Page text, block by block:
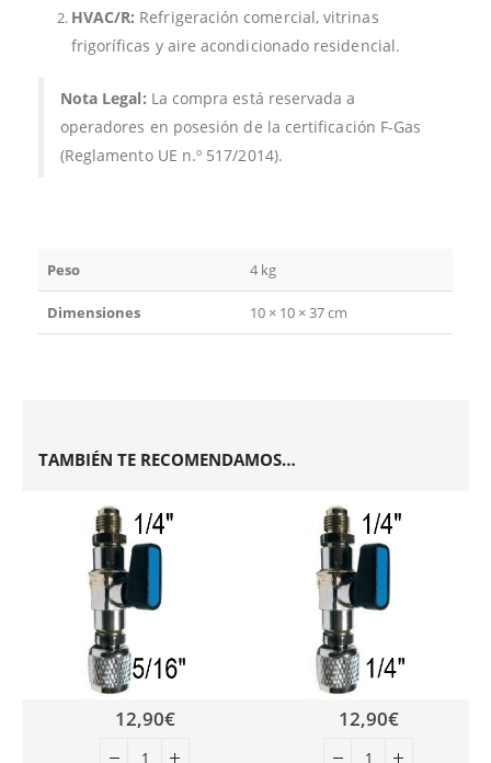
HVAC/R: Refrigeración comercial, vitrinas
frigoríficas y aire acondicionado residencial.
Nota Legal: La compra está reservada a
operadores en posesión de la certificación F-Gas
(Reglamento UE n.º 517/2014).
Peso 4 kg
Dimensiones 10 × 10 × 37 cm
TAMBIÉN TE RECOMENDAMOS…
12,90€ 12,90€